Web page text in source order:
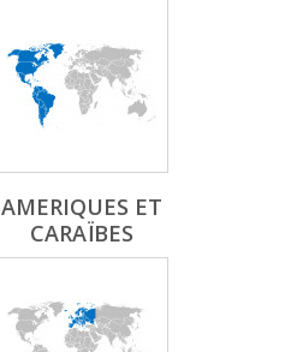
AMERIQUES ET
CARAÏBES